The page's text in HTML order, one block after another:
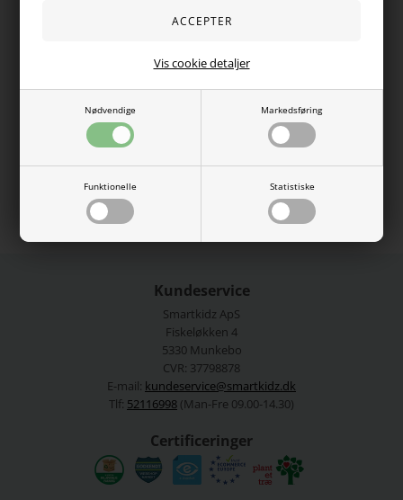
Nødvendige Markedsføring
Funktionelle Statistiske
Vis cookie detaljer
Mega skønne shorts fra Name it. Shortsene er stribede og
med snørrer i livet. Størrelsen kan justeres indvendig.
95% bomuld, 5% elastan.
Vaskes ved 40 grader.
Se mere fraName It
Varenummer:13226143-4404042
Kundeservice
Smartkidz ApS
Fiskeløkken 4
5330 Munkebo
CVR: 37798878
E-mail: kundeservice@smartkidz.dk
Tlf: 52116998 (Man-Fre 09.00-14.30)
Certificeringer